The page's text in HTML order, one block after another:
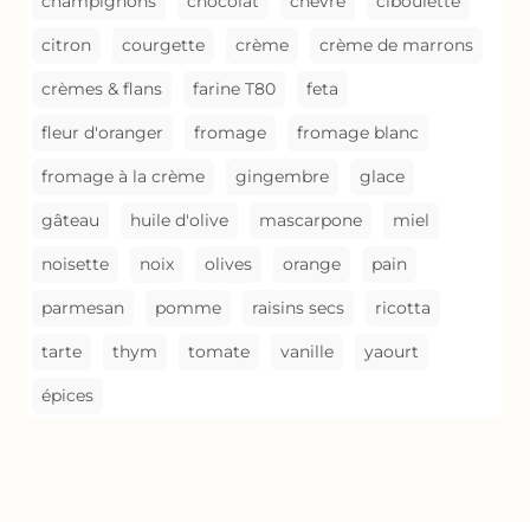
citron courgette crème crème de marrons
crèmes & flans farine T80 feta
fleur d'oranger fromage fromage blanc
fromage à la crème gingembre glace
gâteau huile d'olive mascarpone miel
noisette noix olives orange pain
parmesan pomme raisins secs ricotta
tarte thym tomate vanille yaourt
épices